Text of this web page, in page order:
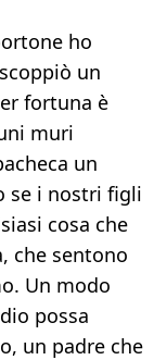
ho
un
fortuna è
muri
un
se i nostri figli
cosa che
che sentono
Un modo
possa
un padre che